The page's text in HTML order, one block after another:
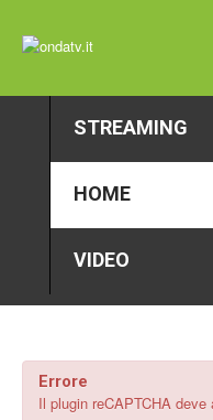
STREAMING
HOME
VIDEO
Errore
Il plugin reCAPTCHA